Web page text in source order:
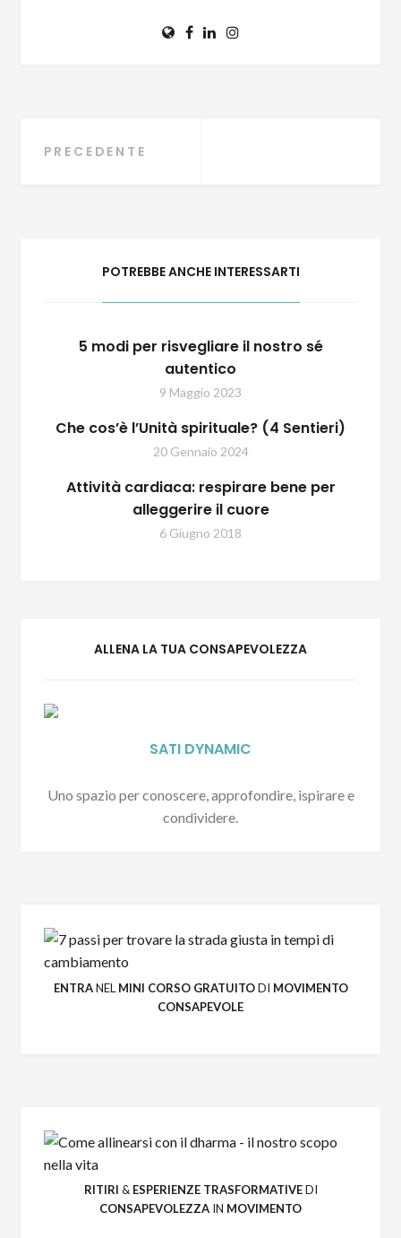
Navigazione
PRECEDENTE
POTREBBE ANCHE INTERESSARTI
5 modi per risvegliare il nostro sé
autentico
9 Maggio 2023
Che cos’è l’Unità spirituale? (4 Sentieri)
20 Gennaio 2024
Attività cardiaca: respirare bene per
alleggerire il cuore
6 Giugno 2018
ALLENA LA TUA CONSAPEVOLEZZA
SATI DYNAMIC
Uno spazio per conoscere, approfondire, ispirare e
condividere.
ENTRANELMINI CORSO GRATUITODI MOVIMENTO
CONSAPEVOLE
RITIRI & ESPERIENZE TRASFORMATIVEDI
CONSAPEVOLEZZA IN MOVIMENTO